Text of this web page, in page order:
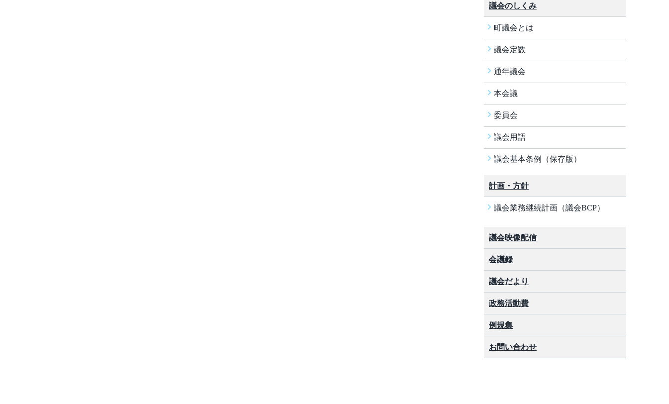
議会のしくみ
町議会とは
議会定数
通年議会
本会議
委員会
議会用語
議会基本条例（保存版）
計画・方針
議会業務継続計画（議会BCP）
議会映像配信
会議録
議会だより
政務活動費
例規集
お問い合わせ